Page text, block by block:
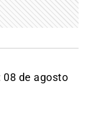
08 de agosto